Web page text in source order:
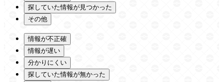
探していた情報が見つかった
その他
情報が不正確
情報が遅い
分かりにくい
探していた情報が無かった